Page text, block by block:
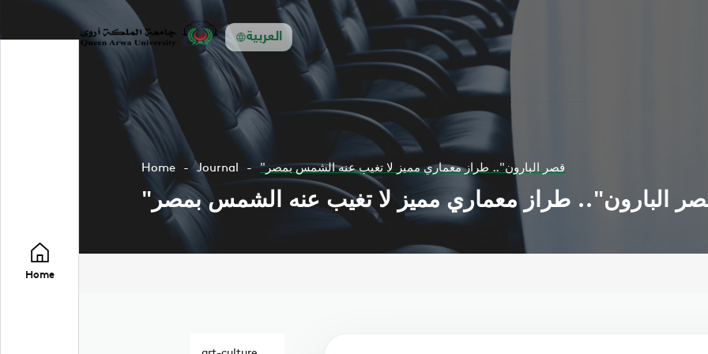
العربية
Home
Home Journal "قصر البارون".. طراز معماري مميز لا تغيب عنه الشمس بمصر
البارون".. طراز معماري مميز لا تغيب عنه الشمس بمصر